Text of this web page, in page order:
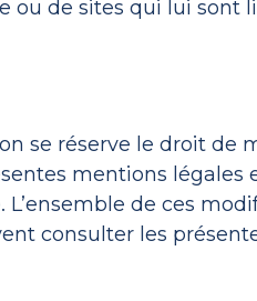
ou de sites qui lui sont
se réserve le droit de
mentions
L’ensemble de ces
consulter les